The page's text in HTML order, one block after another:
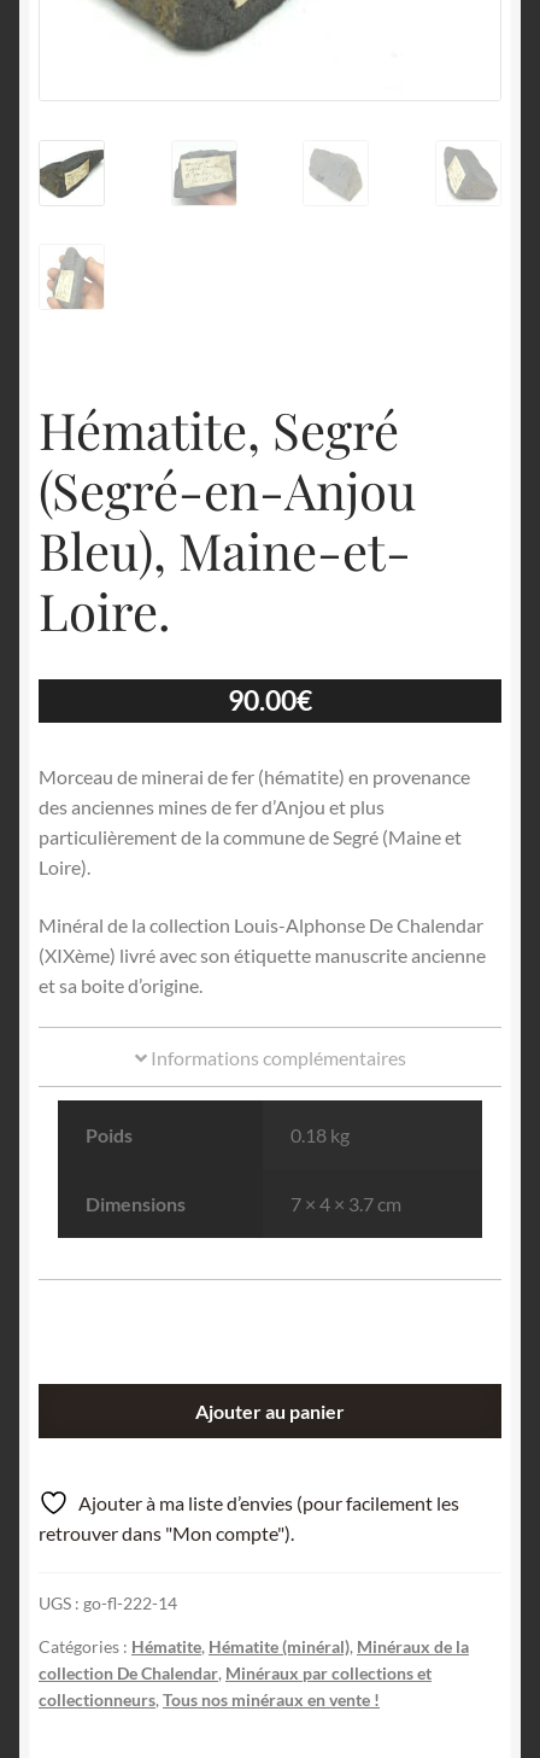
Hématite, Segré
(Segré-en-Anjou
Bleu), Maine-et-
Loire.
90.00€
Morceau de minerai de fer (hématite) en provenance
des anciennes mines de fer d’Anjou et plus
particulièrement de la commune de Segré (Maine et
Loire).
Minéral de la collection Louis-Alphonse De Chalendar
(XIXème) livré avec son étiquette manuscrite ancienne
et sa boite d’origine.
Informations complémentaires
Poids 0.18 kg
Dimensions 7 × 4 × 3.7 cm
Segré
(Segré-
en-
Bleu),
Maine-
et-
Loire.
Ajouter au panier
Ajouter à ma liste d’envies (pour facilement les
retrouver dans "Mon compte").
UGS : go-fl-222-14
Catégories : Hématite, Hématite (minéral), Minéraux de la
collection De Chalendar, Minéraux par collections et
collectionneurs,Tous nos minéraux en vente !